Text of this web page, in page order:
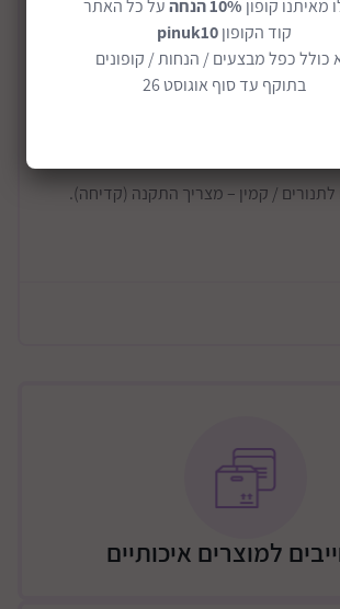
שער בטיחות מודולארי 3 ב 1 דגם F849, מספר אפשרויות
/ קמין – מצריך התקנה (קדיחה).
סגור (כמו לול) – ללא קדיחה.
ועמידה עם ציפוי מונע חלודה.
למוצרים איכותיים
מאיתנו קופון 10% הנחה
על כל האתר
קוד הקופוןpinuk10
כולל כפל מבצעים / הנחות / קופונים
בתוקף עד סוף אוגוסט 26